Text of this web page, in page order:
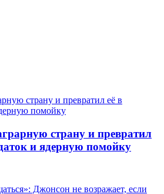
страну и превратил
и ядерную помойку